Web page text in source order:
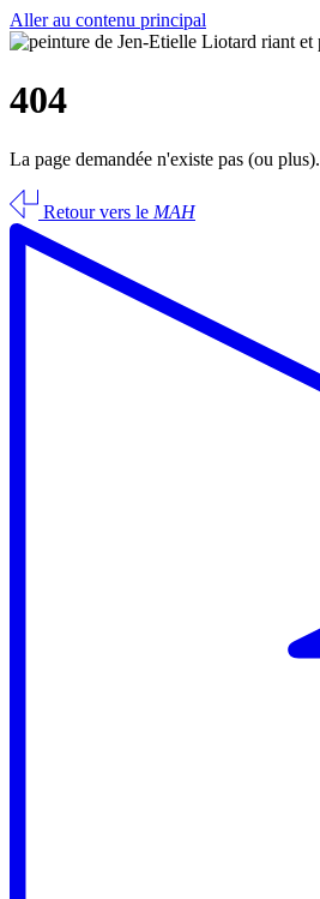
Aller au contenu principal
404
La page demandée n'existe pas (ou plus).
Retour vers le MAH